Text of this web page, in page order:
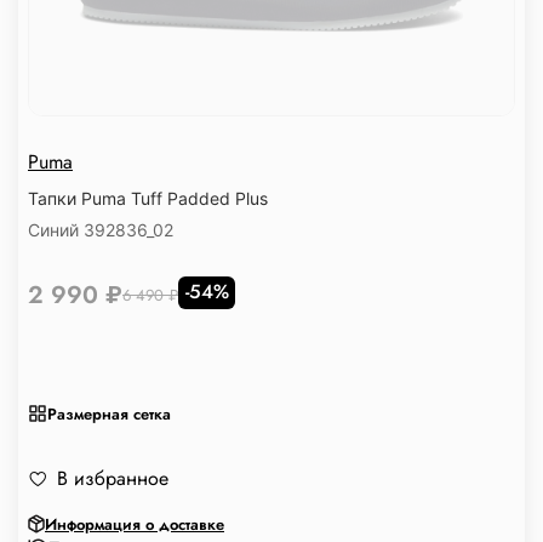
Puma
Тапки Puma Tuff Padded Plus
Синий 392836_02
Размерная сетка
2 990 ₽6 490 ₽ -54%
В избранное
Информация о доставке